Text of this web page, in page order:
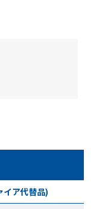
イア代替品)